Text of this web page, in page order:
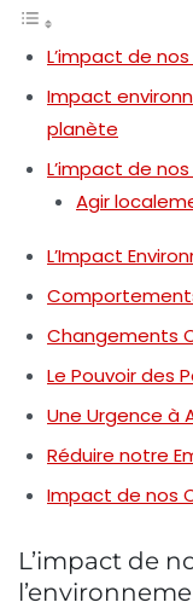
L’impact de
Impact
planète
L’impact de
Agir
L’Impact
Changements
Le Pouvoir des
Une Urgence à
Réduire notre
Impact de nos
L’impact de